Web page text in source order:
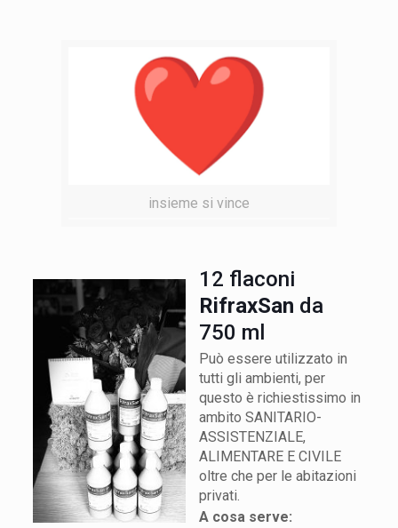
insieme si vince
12 flaconi
RifraxSan da
750 ml
Può essere utilizzato in
tutti gli ambienti, per
questo è richiestissimo in
ambito SANITARIO-
ASSISTENZIALE,
ALIMENTARE E CIVILE
oltre che per le abitazioni
privati.
A cosa serve: